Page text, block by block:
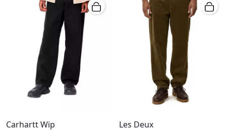
Carhartt Wip
Les Deux